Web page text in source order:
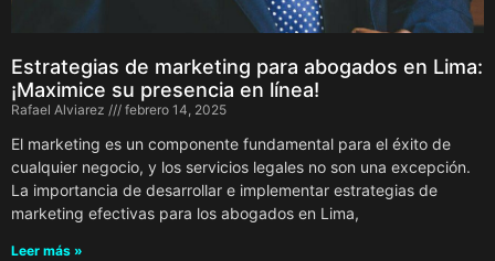
Estrategias de marketing para abogados en Lima:
¡Maximice su presencia en línea!
Rafael Alviarez febrero 14, 2025
El marketing es un componente fundamental para el éxito de
cualquier negocio, y los servicios legales no son una excepción.
La importancia de desarrollar e implementar estrategias de
marketing efectivas para los abogados en Lima,
Leer más »